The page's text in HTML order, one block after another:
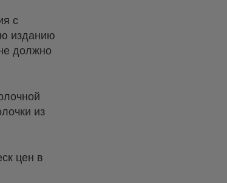
с
изданию
должно
из
цен в